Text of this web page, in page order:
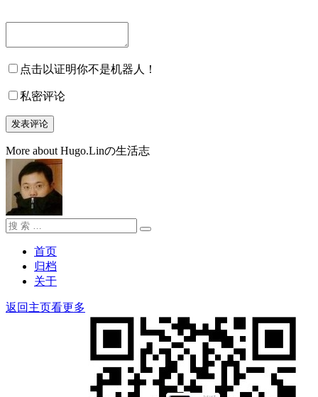
点击以证明你不是机器人！
私密评论
More about Hugo.Linの生活志
搜
搜
首页
归档
关于
返回主页看更多